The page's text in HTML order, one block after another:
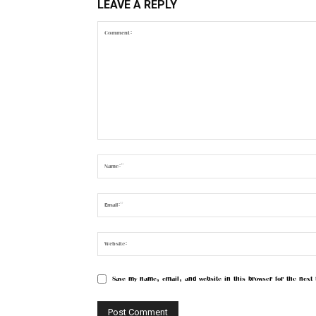
LEAVE A REPLY
Save my name, email, and website in this browser for the next